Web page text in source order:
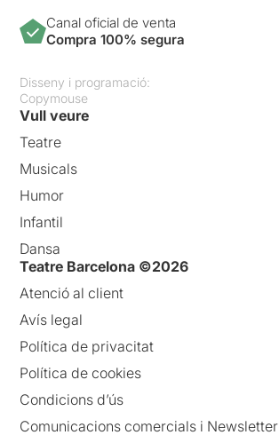
Canal oficial de venta
Compra 100% segura
Disseny i programació:
Copymouse
Vull veure
Teatre
Musicals
Humor
Infantil
Dansa
Teatre Barcelona ©2026
Atenció al client
Avís legal
Política de privacitat
Política de cookies
Condicions d’ús
Comunicacions comercials i Newsletter